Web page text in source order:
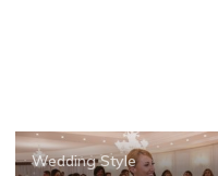
Wedding Style